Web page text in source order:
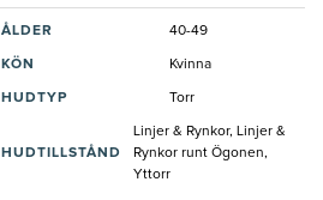
ÅLDER 40-49
KÖN Kvinna
HUDTYP Torr
HUDTILLSTÅND
Linjer & Rynkor, Linjer &
Rynkor runt Ögonen,
Yttorr